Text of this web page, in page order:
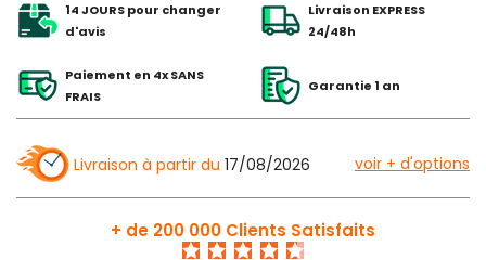
14 JOURS pour changer
d'avis
Livraison EXPRESS
24/48h
Paiement en 4x SANS
FRAIS
Garantie 1 an
Livraison à partir du 17/08/2026 voir + d'options
+ de 200 000 Clients Satisfaits